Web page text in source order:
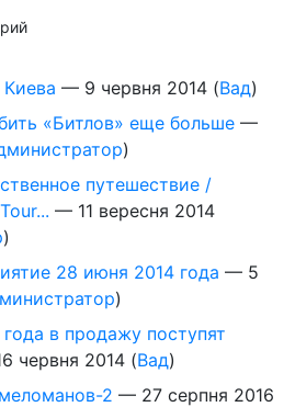
— 9 червня 2014 (Вад)
«Битлов» еще больше —
)
путешествие /
— 11 вересня 2014
)
28 июня 2014 года — 5
)
в продажу поступят
червня 2014 (Вад)
2 — 27 серпня 2016